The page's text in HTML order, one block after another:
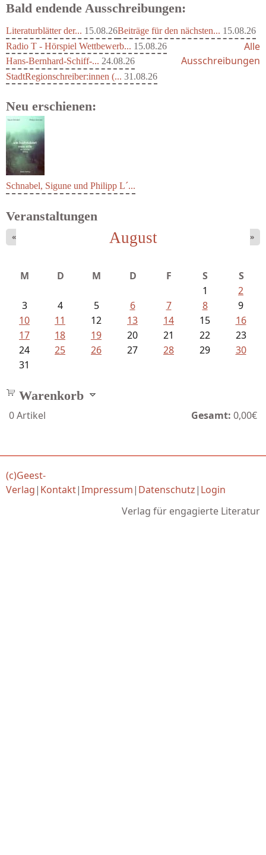
Bald endende Ausschreibungen:
Literaturblätter der... 15.08.26Beiträge für den nächsten... 15.08.26
Radio T - Hörspiel Wettbewerb... 15.08.26
Hans-Bernhard-Schiff-... 24.08.26
StadtRegionschreiber:innen (... 31.08.26
Alle
Ausschreibungen
Neu erschienen:
Schnabel, Sigune und Philipp L´...
Veranstaltungen
August
« »
M D M D F S
S
1
2
3
4 5 6 7 8
9
10
11 12 13 14 15
16
17
18 19 20 21 22
23
24
25 26 27 28 29
30
31
Warenkorb
0Artikel Gesamt: 0,00€
(c)Geest-
Verlag| Kontakt|Impressum| Datenschutz| Login
Verlag für engagierte Literatur